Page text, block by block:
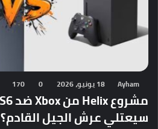
Ayham 18 يونيو، 2026 0
170
سيعتلي عرش الجيل القادم؟